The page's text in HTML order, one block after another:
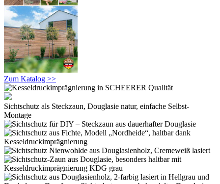
Zum Katalog >>
Sichtschutz als Steckzaun, Douglasie natur, einfache Selbst-
Montage